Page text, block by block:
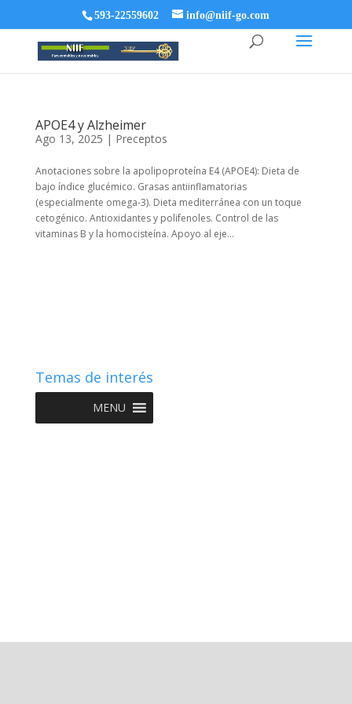
593-22559602 info@niif-go.com
APOE4 y Alzheimer
Ago 13, 2025 | Preceptos
Anotaciones sobre la apolipoproteína E4 (APOE4): Dieta de
bajo índice glucémico. Grasas antiinflamatorias
(especialmente omega-3). Dieta mediterránea con un toque
cetogénico. Antioxidantes y polifenoles. Control de las
vitaminas B y la homocisteína. Apoyo al eje...
Temas de interés
MENU